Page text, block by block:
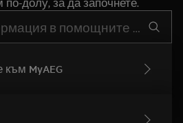
MyAEG